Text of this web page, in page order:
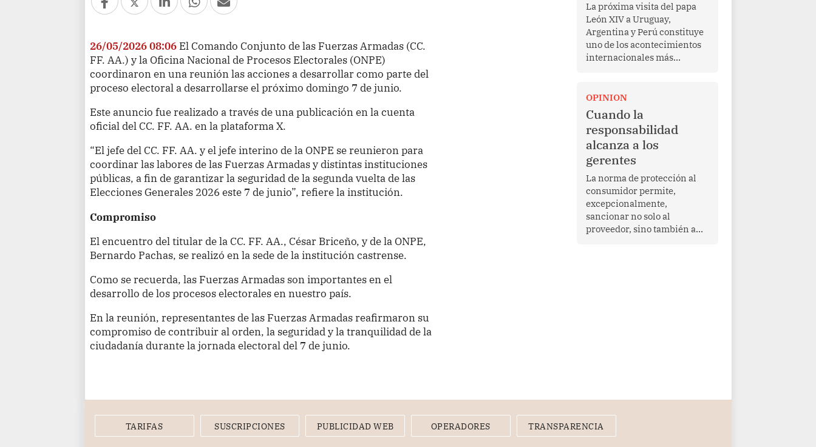
26/05/2026 08:06 El Comando Conjunto de las Fuerzas Armadas (CC.
FF. AA.) y la Oficina Nacional de Procesos Electorales (ONPE)
coordinaron en una reunión las acciones a desarrollar como parte del
proceso electoral a desarrollarse el próximo domingo 7 de junio.
Este anuncio fue realizado a través de una publicación en la cuenta
oficial del CC. FF. AA. en la plataforma X.
“El jefe del CC. FF. AA. y el jefe interino de la ONPE se reunieron para
coordinar las labores de las Fuerzas Armadas y distintas instituciones
públicas, a fin de garantizar la seguridad de la segunda vuelta de las
Elecciones Generales 2026 este 7 de junio”, refiere la institución.
Compromiso
El encuentro del titular de la CC. FF. AA., César Briceño, y de la ONPE,
Bernardo Pachas, se realizó en la sede de la institución castrense.
Como se recuerda, las Fuerzas Armadas son importantes en el
desarrollo de los procesos electorales en nuestro país.
En la reunión, representantes de las Fuerzas Armadas reafirmaron su
compromiso de contribuir al orden, la seguridad y la tranquilidad de la
ciudadanía durante la jornada electoral del 7 de junio.
La próxima visita del papa
León XIV a Uruguay,
Argentina y Perú constituye
uno de los acontecimientos
internacionales más
Más allá de su dimensión
religiosa, esta gira
representa una oportunidad
para reafirmar el valor del
diálogo, fortalecer los
vínculos entre los pueblos y
proyectar una imagen de
cooperación en una región
que enfrenta desafíos en
materia de desarrollo,
cohesión social y
gobernabilidad.
OPINION
Cuando la
responsabilidad
alcanza a los
gerentes
La norma de protección al
consumidor permite,
excepcionalmente,
sancionar no solo al
proveedor, sino también a
Messi, cuya presencia fue
TARIFAS SUSCRIPCIONES PUBLICIDAD WEB OPERADORES TRANSPARENCIA